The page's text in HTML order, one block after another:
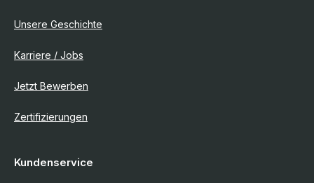
Unsere Geschichte
Karriere / Jobs
Jetzt Bewerben
Zertifizierungen
Kundenservice